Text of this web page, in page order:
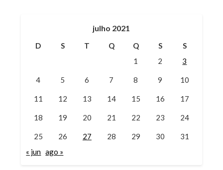
julho 2021
D S T Q Q S
S
1
2 3
4 5 6 7 8 9 10
11 12 13 14 15 16 17
18 19 20 21 22 23 24
25 26 27 28 29 30
31
« jun ago »